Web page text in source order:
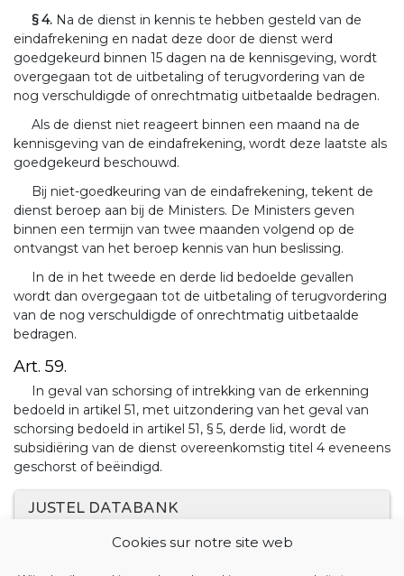
Cookies sur notre site web
§ 4. Na de dienst in kennis te hebben gesteld van de
eindafrekening en nadat deze door de dienst werd
goedgekeurd binnen 15 dagen na de kennisgeving, wordt
overgegaan tot de uitbetaling of terugvordering van de
nog verschuldigde of onrechtmatig uitbetaalde bedragen.
Als de dienst niet reageert binnen een maand na de
kennisgeving van de eindafrekening, wordt deze laatste als
goedgekeurd beschouwd.
Bij niet-goedkeuring van de eindafrekening, tekent de
dienst beroep aan bij de Ministers. De Ministers geven
binnen een termijn van twee maanden volgend op de
ontvangst van het beroep kennis van hun beslissing.
In de in het tweede en derde lid bedoelde gevallen
wordt dan overgegaan tot de uitbetaling of terugvordering
van de nog verschuldigde of onrechtmatig uitbetaalde
bedragen.
Art. 59.
In geval van schorsing of intrekking van de erkenning
bedoeld in artikel 51, met uitzondering van het geval van
schorsing bedoeld in artikel 51, § 5, derde lid, wordt de
subsidiëring van de dienst overeenkomstig titel 4 eveneens
geschorst of beëindigd.
JUSTEL DATABANK
Gemeenschappelijke Gemeenschapscommissie tot